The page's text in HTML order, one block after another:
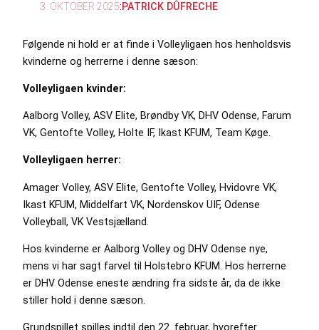
3. OKTOBER 2025:PATRICK DÛFRECHE
Følgende ni hold er at finde i Volleyligaen hos henholdsvis
kvinderne og herrerne i denne sæson:
Volleyligaen kvinder:
Aalborg Volley, ASV Elite, Brøndby VK, DHV Odense, Farum
VK, Gentofte Volley, Holte IF, Ikast KFUM, Team Køge.
Volleyligaen herrer:
Amager Volley, ASV Elite, Gentofte Volley, Hvidovre VK,
Ikast KFUM, Middelfart VK, Nordenskov UIF, Odense
Volleyball, VK Vestsjælland.
Hos kvinderne er Aalborg Volley og DHV Odense nye,
mens vi har sagt farvel til Holstebro KFUM. Hos herrerne
er DHV Odense eneste ændring fra sidste år, da de ikke
stiller hold i denne sæson.
Grundspillet spilles indtil den 22. februar, hvorefter